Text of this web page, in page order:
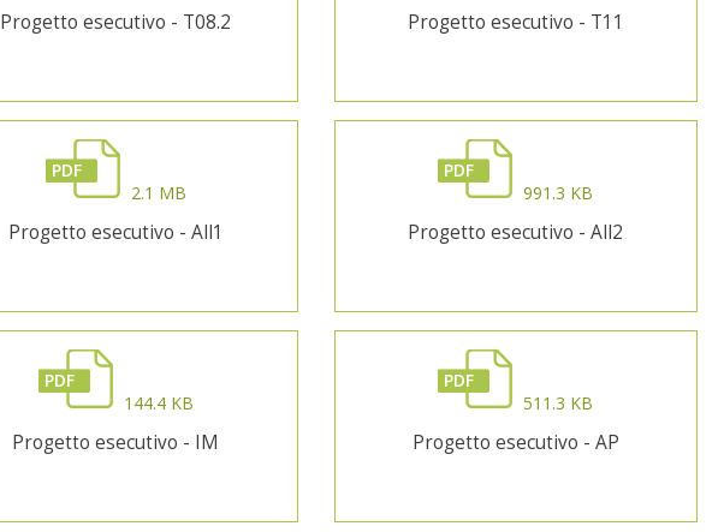
Progetto esecutivo - T08.2 Progetto esecutivo - T11
PDF
2.1 MB
Progetto esecutivo - All1
PDF
991.3 KB
Progetto esecutivo - All2
PDF
144.4 KB
Progetto esecutivo - IM
PDF
511.3 KB
Progetto esecutivo - AP